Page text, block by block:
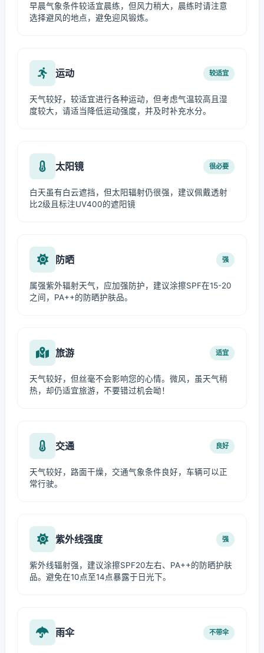
早晨气象条件较适宜晨练，但风力稍大，晨练时请注意
选择避风的地点，避免迎风锻炼。
运动 较适宜
天气较好，较适宜进行各种运动，但考虑气温较高且湿
度较大，请适当降低运动强度，并及时补充水分。
太阳镜 很必要
白天虽有白云遮挡，但太阳辐射仍很强，建议佩戴透射
比2级且标注UV400的遮阳镜
防晒 强
属强紫外辐射天气，应加强防护，建议涂擦SPF在15-20
之间，PA++的防晒护肤品。
旅游 适宜
天气较好，但丝毫不会影响您的心情。微风，虽天气稍
热，却仍适宜旅游，不要错过机会呦！
交通 良好
天气较好，路面干燥，交通气象条件良好，车辆可以正
常行驶。
紫外线强度 强
紫外线辐射强，建议涂擦SPF20左右、PA++的防晒护肤
品。避免在10点至14点暴露于日光下。
雨伞 不带伞